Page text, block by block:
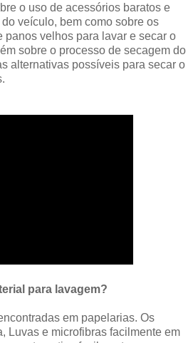
o uso de acessórios baratos e
veículo, bem como sobre os
panos velhos para lavar e secar o
sobre o processo de secagem do
alternativas possíveis para secar o
para lavagem?
em papelarias. Os
Luvas e microfibras facilmente em